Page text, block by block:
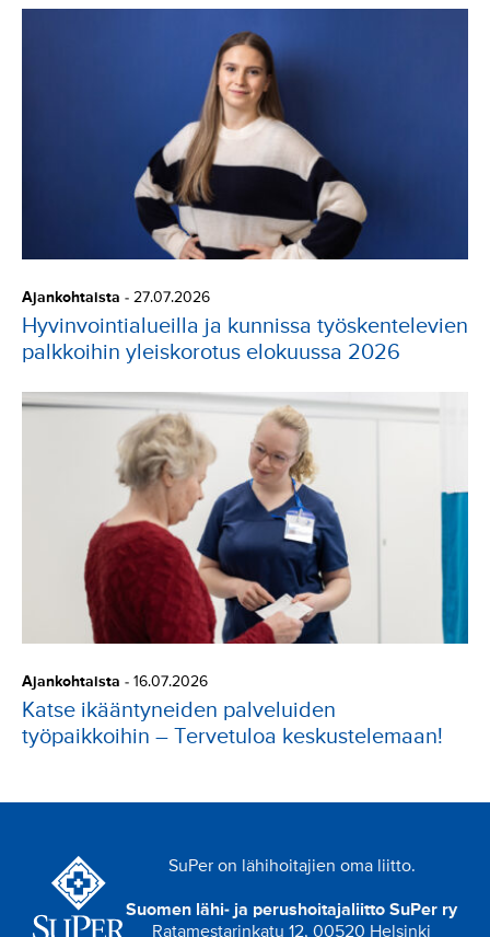
Ajankohtaista - 27.07.2026
Hyvinvointialueilla ja kunnissa työskentelevien
palkkoihin yleiskorotus elokuussa 2026
Ajankohtaista - 16.07.2026
Katse ikääntyneiden palveluiden
työpaikkoihin – Tervetuloa keskustelemaan!
SuPer on lähihoitajien oma liitto.
Suomen lähi- ja perushoitajaliitto SuPer ry
Ratamestarinkatu 12, 00520 Helsinki